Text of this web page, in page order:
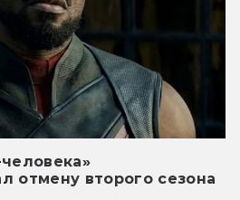
отмену второго сезона